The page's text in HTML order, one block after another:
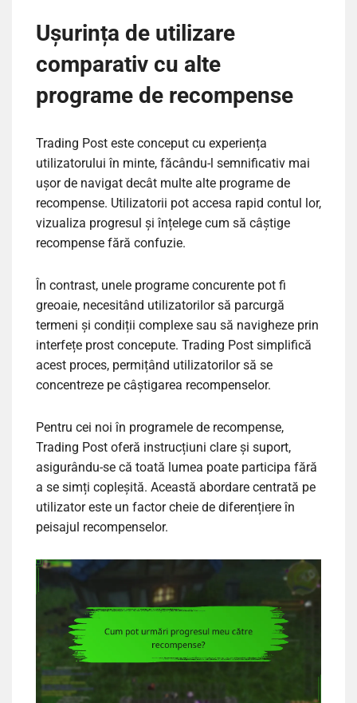
Ușurința de utilizare
comparativ cu alte
programe de recompense
Trading Post este conceput cu experiența
utilizatorului în minte, făcându-l semnificativ mai
ușor de navigat decât multe alte programe de
recompense. Utilizatorii pot accesa rapid contul lor,
vizualiza progresul și înțelege cum să câștige
recompense fără confuzie.
În contrast, unele programe concurente pot fi
greoaie, necesitând utilizatorilor să parcurgă
termeni și condiții complexe sau să navigheze prin
interfețe prost concepute. Trading Post simplifică
acest proces, permițând utilizatorilor să se
concentreze pe câștigarea recompenselor.
Pentru cei noi în programele de recompense,
Trading Post oferă instrucțiuni clare și suport,
asigurându-se că toată lumea poate participa fără
a se simți copleșită. Această abordare centrată pe
utilizator este un factor cheie de diferențiere în
peisajul recompenselor.